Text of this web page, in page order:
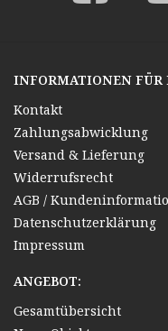
INFORMATIONEN FÜR
Kontakt
Zahlungsabwicklung
Versand & Lieferung
Widerrufsrecht
AGB /
Datenschutzerklärung
Impressum
ANGEBOT:
Gesamtübersicht